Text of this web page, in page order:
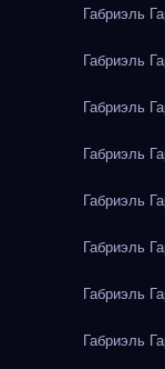
Габриэль
Габриэль
Габриэль
Габриэль
Габриэль
Габриэль
Габриэль
Габриэль